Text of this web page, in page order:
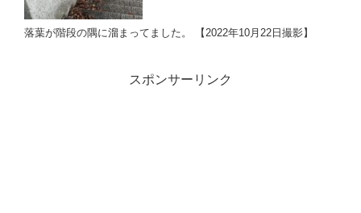
落葉が階段の隅に溜まってました。 【2022年10月22日撮影】
スポンサーリンク